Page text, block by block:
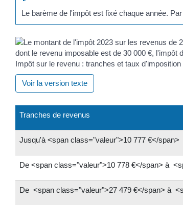
Le barème de l'impôt est fixé chaque année.
Impôt sur le revenu : tranches et taux d'imposition
Voir la version texte
Tranches de revenus
Jusqu'à <span class="valeur">10 777 €</span>
De <span class="valeur">10 778 €</span> à
De <span class="valeur">27 479 €</span> à